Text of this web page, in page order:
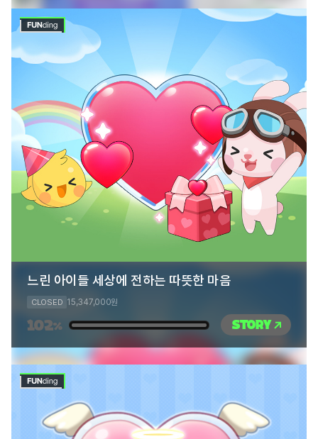
느린 아이들 세상에 전하는 따뜻한 마음
CLOSED 15,347,000원
102% STORY